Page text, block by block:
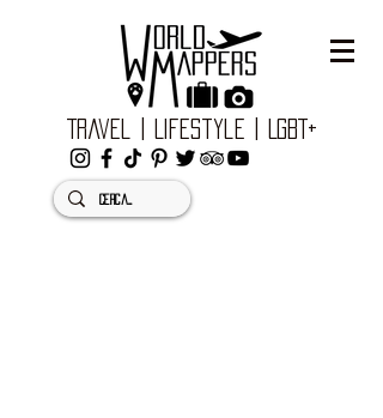
Travel | Lifestyle | LGBT+